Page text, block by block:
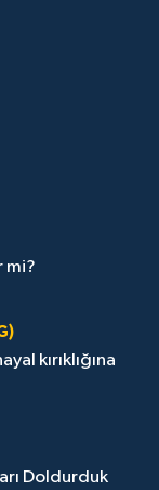
mi?
kırıklığına
Doldurduk